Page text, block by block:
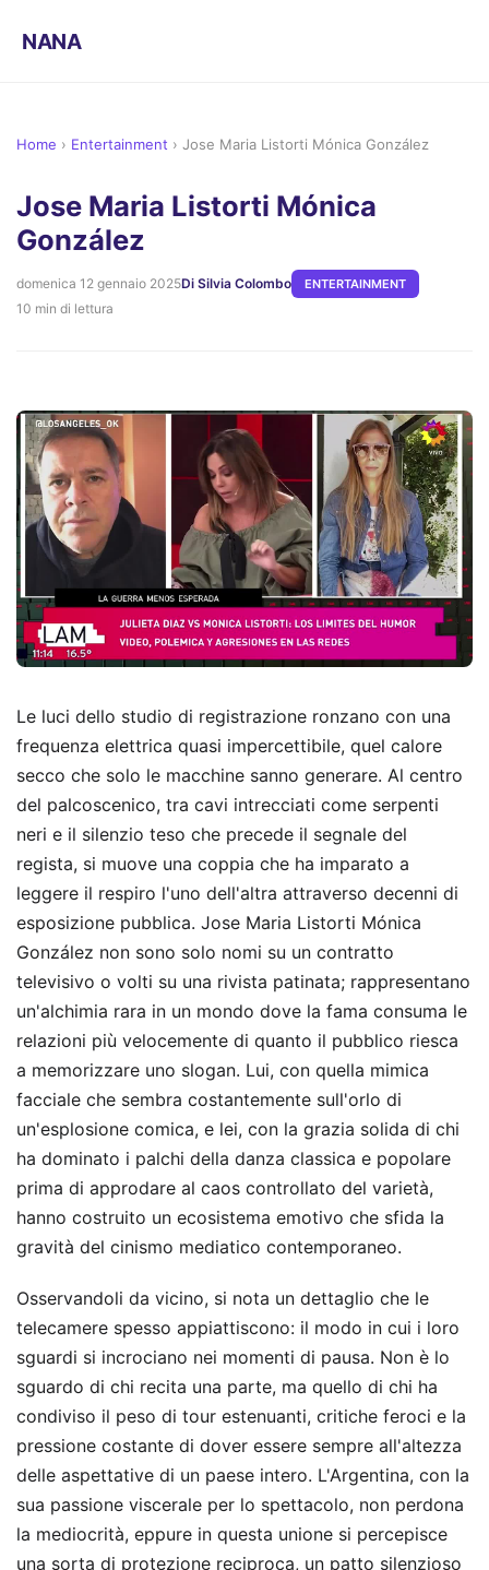
NANA
Home › Entertainment › Jose Maria Listorti Mónica González
Jose Maria Listorti Mónica
González
domenica 12 gennaio 2025Di Silvia Colombo ENTERTAINMENT
10 min di lettura
Le luci dello studio di registrazione ronzano con una
frequenza elettrica quasi impercettibile, quel calore
secco che solo le macchine sanno generare. Al centro
del palcoscenico, tra cavi intrecciati come serpenti
neri e il silenzio teso che precede il segnale del
regista, si muove una coppia che ha imparato a
leggere il respiro l'uno dell'altra attraverso decenni di
esposizione pubblica. Jose Maria Listorti Mónica
González non sono solo nomi su un contratto
televisivo o volti su una rivista patinata; rappresentano
un'alchimia rara in un mondo dove la fama consuma le
relazioni più velocemente di quanto il pubblico riesca
a memorizzare uno slogan. Lui, con quella mimica
facciale che sembra costantemente sull'orlo di
un'esplosione comica, e lei, con la grazia solida di chi
ha dominato i palchi della danza classica e popolare
prima di approdare al caos controllato del varietà,
hanno costruito un ecosistema emotivo che sfida la
gravità del cinismo mediatico contemporaneo.
Osservandoli da vicino, si nota un dettaglio che le
telecamere spesso appiattiscono: il modo in cui i loro
sguardi si incrociano nei momenti di pausa. Non è lo
sguardo di chi recita una parte, ma quello di chi ha
condiviso il peso di tour estenuanti, critiche feroci e la
pressione costante di dover essere sempre all'altezza
delle aspettative di un paese intero. L'Argentina, con la
sua passione viscerale per lo spettacolo, non perdona
la mediocrità, eppure in questa unione si percepisce
una sorta di protezione reciproca, un patto silenzioso